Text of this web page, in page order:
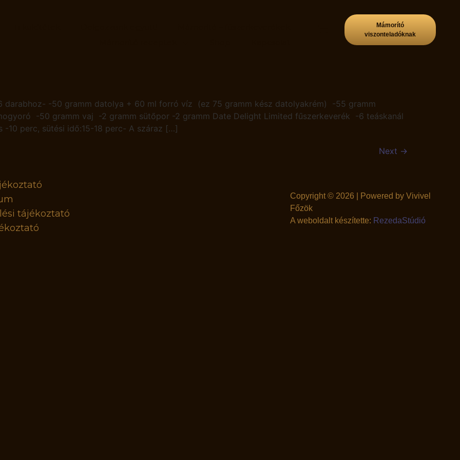
Mámorító
viszonteladóknak
darabhoz- -50 gramm datolya + 60 ml forró víz (ez 75 gramm kész datolyakrém) -55 gramm
-50 gramm vaj -2 gramm sütőpor -2 gramm Date Delight Limited fűszerkeverék -6 teáskanál
10 perc, sütési idő:15-18 perc- A száraz […]
Next →
tájékoztató
Copyright © 2026 | Powered by Vivivel
Főzök
A weboldalt készítette: RezedaStúdió